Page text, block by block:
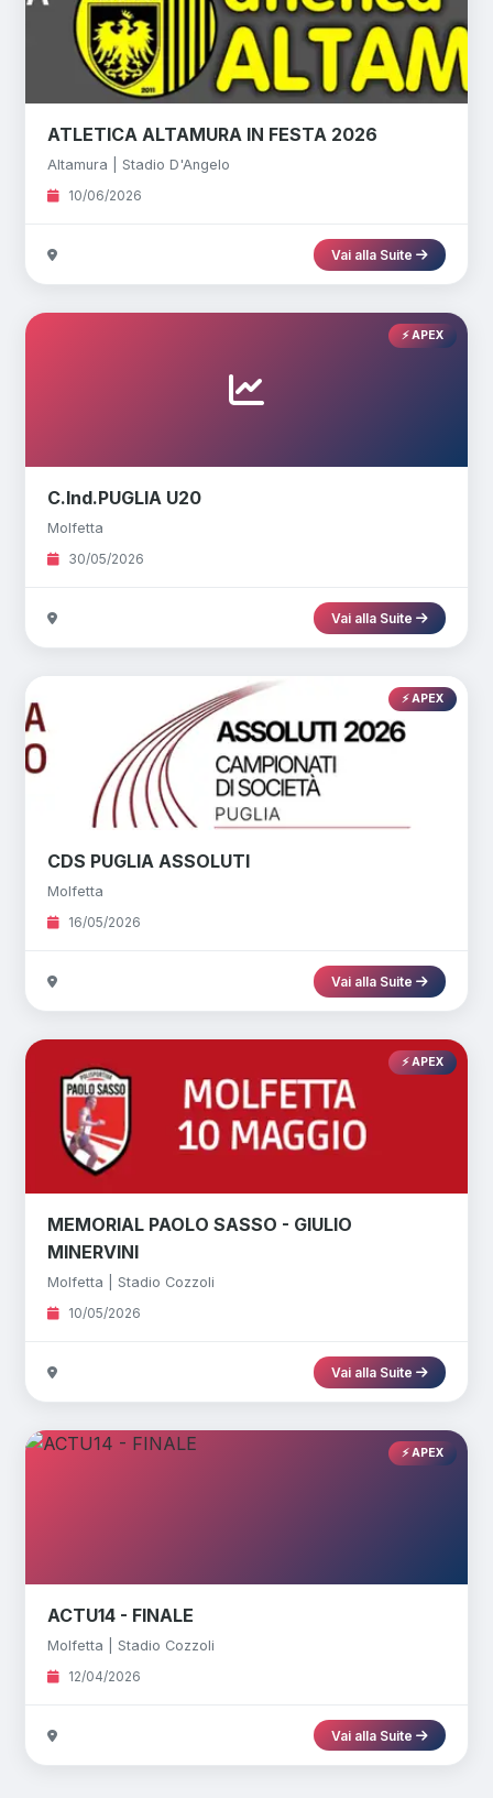
ATLETICA ALTAMURA IN FESTA 2026
Altamura | Stadio D'Angelo
10/06/2026
Vai alla Suite
⚡ APEX
C.Ind.PUGLIA U20
Molfetta
30/05/2026
Vai alla Suite
⚡ APEX
CDS PUGLIA ASSOLUTI
Molfetta
16/05/2026
Vai alla Suite
⚡ APEX
MEMORIAL PAOLO SASSO - GIULIO
MINERVINI
Molfetta | Stadio Cozzoli
10/05/2026
Vai alla Suite
⚡ APEX
ACTU14 - FINALE
Molfetta | Stadio Cozzoli
12/04/2026
Vai alla Suite